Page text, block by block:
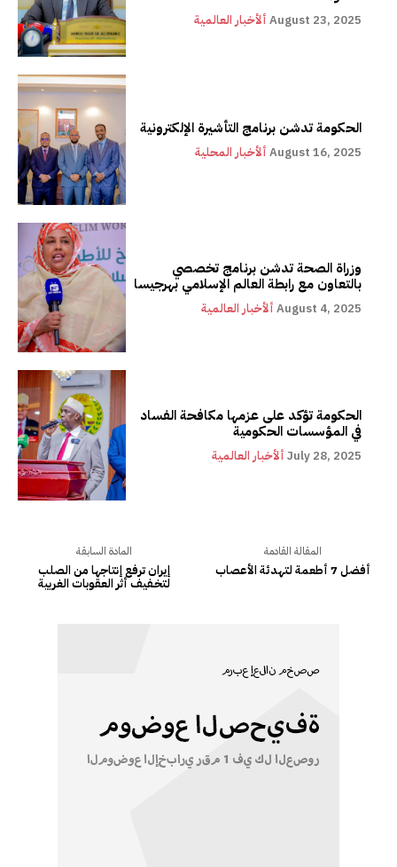
ألأخبار العالمية August 23, 2025
الحكومة تدشن برنامج التأشيرة الإلكترونية
ألأخبار المحلية August 16, 2025
وزراة الصحة تدشن برنامج تخصصي
بالتعاون مع رابطة العالم الإسلامي بهرجيسا
ألأخبار العالمية August 4, 2025
الحكومة تؤكد على عزمها مكافحة الفساد
في المؤسسات الحكومية
ألأخبار العالمية July 28, 2025
المادة السابقة
إيران ترفع إنتاجها من الصلب
لتخـفيف أثر العقوبات الغربية
المقالة القادمة
أفضل 7 أطعمة لتهدئة الأعصاب